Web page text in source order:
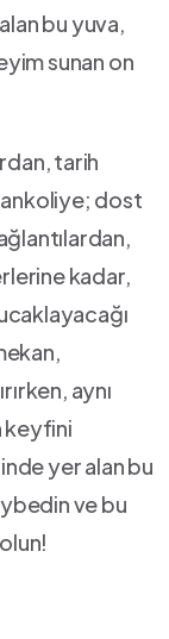
bu yuva,
sunan on‌
tarih
dost
kadar,
aynı
keyfini
yer alan bu
ve bu